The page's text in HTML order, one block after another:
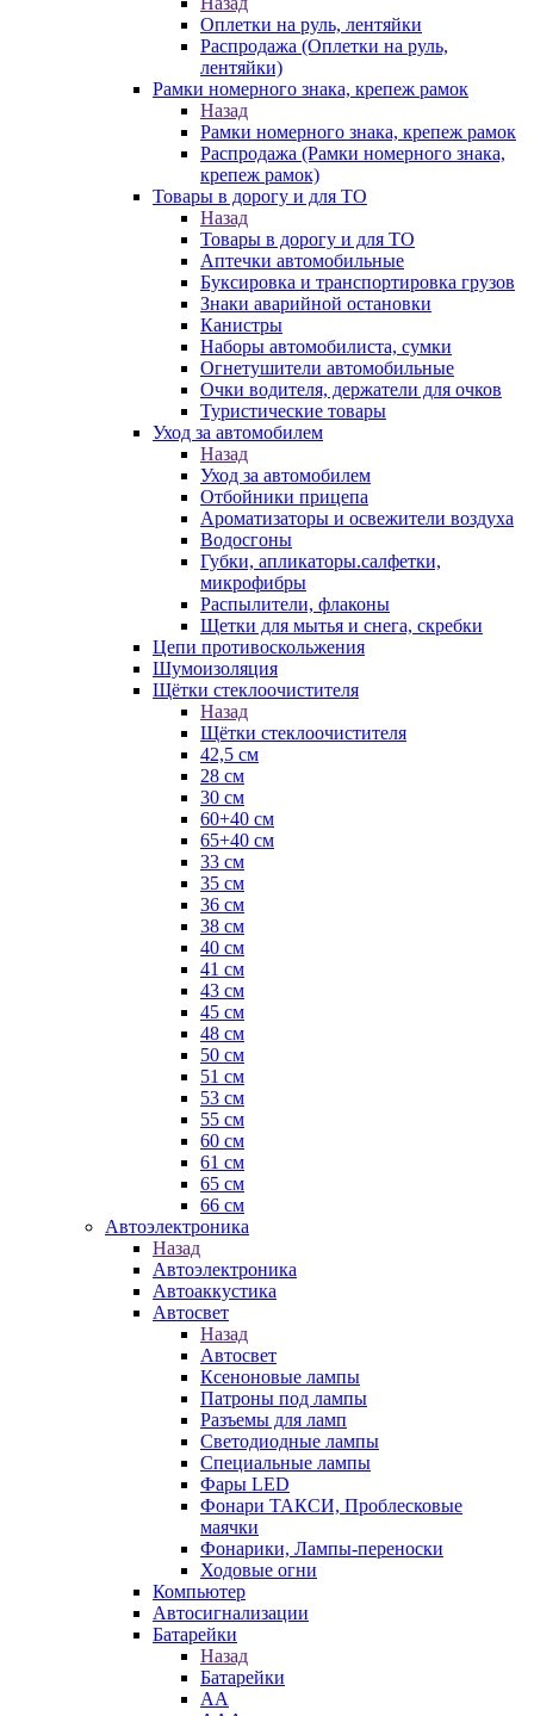
Оплетки на руль, лентяйки
Распродажа (Оплетки на руль,
лентяйки)
Рамки номерного знака, крепеж рамок
Назад
Рамки номерного знака, крепеж рамок
Распродажа (Рамки номерного знака,
крепеж рамок)
Товары в дорогу и для ТО
Назад
Товары в дорогу и для ТО
Аптечки автомобильные
Буксировка и транспортировка грузов
Знаки аварийной остановки
Канистры
Наборы автомобилиста, сумки
Огнетушители автомобильные
Очки водителя, держатели для очков
Туристические товары
Уход за автомобилем
Назад
Уход за автомобилем
Отбойники прицепа
Ароматизаторы и освежители воздуха
Водосгоны
Губки, апликаторы.салфетки,
микрофибры
Распылители, флаконы
Щетки для мытья и снега, скребки
Цепи противоскольжения
Шумоизоляция
Щётки стеклоочистителя
Назад
Щётки стеклоочистителя
42,5 см
28 см
30 см
60+40 см
65+40 см
33 см
35 см
36 см
38 см
40 см
41 см
43 см
45 см
48 см
50 см
51 см
53 см
55 см
60 см
61 см
65 см
66 см
Автоэлектроника
Назад
Автоэлектроника
Автоаккустика
Автосвет
Назад
Автосвет
Ксеноновые лампы
Патроны под лампы
Разъемы для ламп
Светодиодные лампы
Специальные лампы
Фары LED
Фонари ТАКСИ, Проблесковые
маячки
Фонарики, Лампы-переноски
Ходовые огни
Компьютер
Автосигнализации
Батарейки
Назад
Батарейки
AA